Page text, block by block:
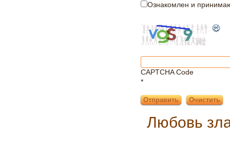
Ознакомлен и
CAPTCHA Code
*
Любовь